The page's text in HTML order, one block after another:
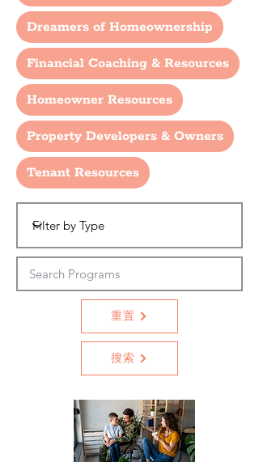
Dreamers of Homeownership
Financial Coaching & Resources
Homeowner Resources
Property Developers & Owners
Tenant Resources
重置
搜索